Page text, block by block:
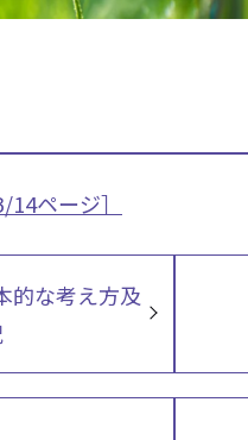
ページ］
的な考え方及